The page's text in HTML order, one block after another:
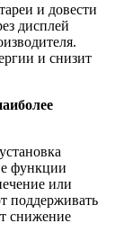
и довести
дисплей
и снизит
функции
или
поддерживать
снижение